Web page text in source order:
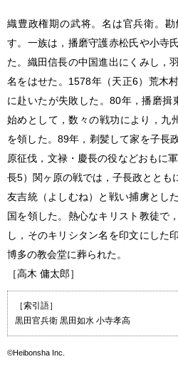
織豊政権期の武将。名は官兵衛。
す。一族は，播磨守護赤松氏や小寺
た。織田信長の中国進出にくみし，
名をはせた。1578年（天正6）荒木
に赴いたが失敗した。80年，播磨揖
始めとして，数々の戦功により，九
を領した。89年，剃髪して家を子長
原征伐，文禄・慶長の役などおもに
長5）関ヶ原の戦では，子長政ととも
友吉統（よしむね）と戦い捕虜とし
国を領した。熱心なキリスト教徒で
し，そのキリシタン名を印文にした
博多の教会堂に葬られた。
［高木 傭太郎］
［索引語］
黒田官兵衛 黒田如水 小寺孝高
©Heibonsha Inc.